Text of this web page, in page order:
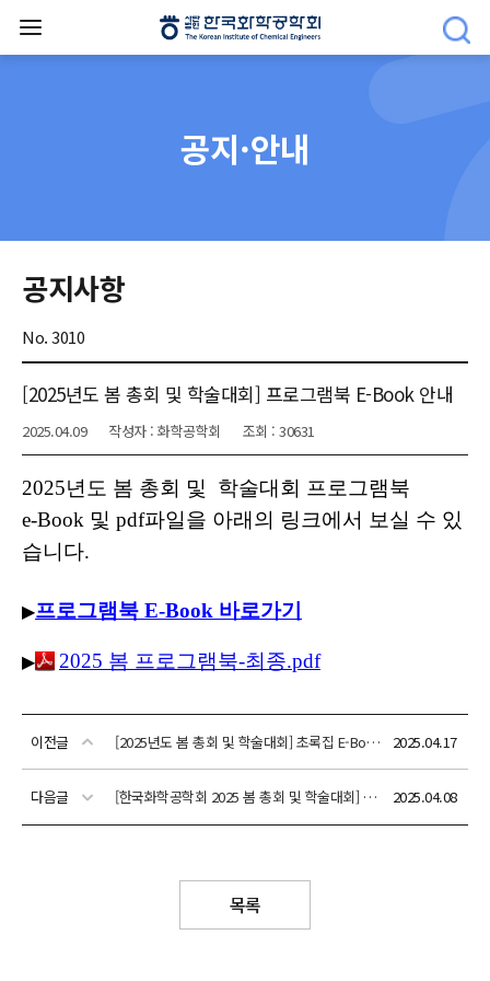
공지·안내
공지사항
No. 3010
[2025년도 봄 총회 및 학술대회] 프로그램북 E-Book 안내
2025.04.09 작성자 : 화학공학회 조회 : 30631
이전글 [2025년도 봄 총회 및 학술대회] 초록집 E-Book 안내 2025.04.17
다음글 [한국화학공학회 2025 봄 총회 및 학술대회] 산업체 리크루팅 특별 세션 안내(2025년 4월 25일(금), 대구 엑스코) 2025.04.08
목록